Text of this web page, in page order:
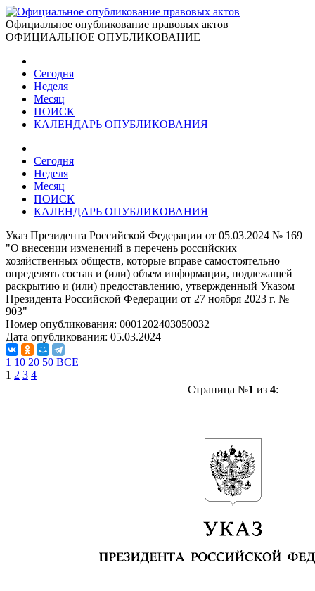
Официальное опубликование правовых актов
ОФИЦИАЛЬНОЕ ОПУБЛИКОВАНИЕ
Сегодня
Неделя
Месяц
ПОИСК
КАЛЕНДАРЬ ОПУБЛИКОВАНИЯ
Сегодня
Неделя
Месяц
ПОИСК
КАЛЕНДАРЬ ОПУБЛИКОВАНИЯ
Указ Президента Российской Федерации от 05.03.2024 № 169
"О внесении изменений в перечень российских
хозяйственных обществ, которые вправе самостоятельно
определять состав и (или) объем информации, подлежащей
раскрытию и (или) предоставлению, утвержденный Указом
Президента Российской Федерации от 27 ноября 2023 г. №
903"
Номер опубликования: 0001202403050032
Дата опубликования: 05.03.2024
1 10 20 50 ВСЕ
1 2 3 4
Страница №1 из 4: